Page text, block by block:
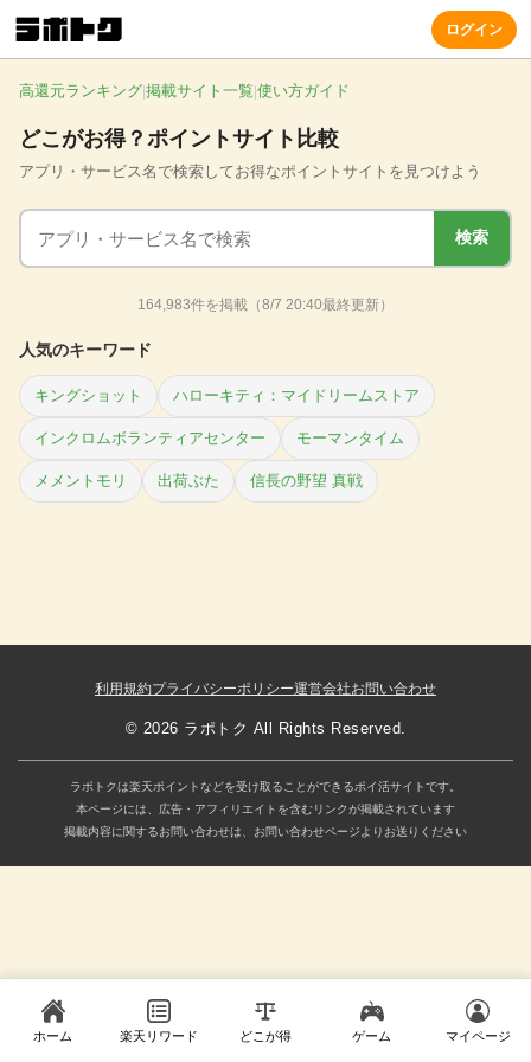
ログイン
高還元ランキング 掲載サイト一覧 使い方ガイド
どこがお得？ポイントサイト比較
アプリ・サービス名で検索してお得なポイントサイトを見つけよう
検索
164,983件を掲載（8/7 20:40最終更新）
人気のキーワード
キングショット ハローキティ：マイドリームストア
インクロムボランティアセンター モーマンタイム
メメントモリ 出荷ぶた 信長の野望 真戦
利用規約プライバシーポリシー運営会社お問い合わせ
© 2026 ラポトク All Rights Reserved.
ラポトクは楽天ポイントなどを受け取ることができるポイ活サイトです。
本ページには、広告・アフィリエイトを含むリンクが掲載されています
掲載内容に関するお問い合わせは、お問い合わせページよりお送りください
ホーム 楽天リワード どこが得 ゲーム マイページ